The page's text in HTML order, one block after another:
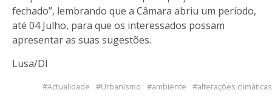
fechado”, lembrando que a Câmara abriu um período,
até 04 Julho, para que os interessados possam
apresentar as suas sugestões.
Lusa/DI
Actualidade Urbanismo ambiente alterações climáticas